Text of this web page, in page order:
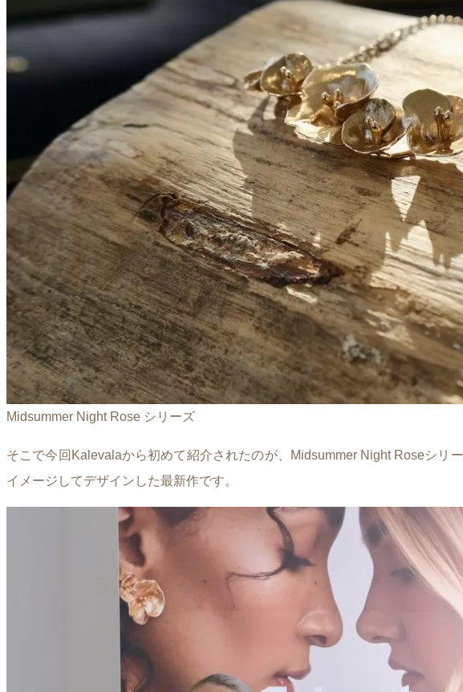
Midsummer Night Rose シリーズ
そこで今回Kalevalaから初めて紹介されたのが、Midsummer Night Roseシ
イメージしてデザインした最新作です。